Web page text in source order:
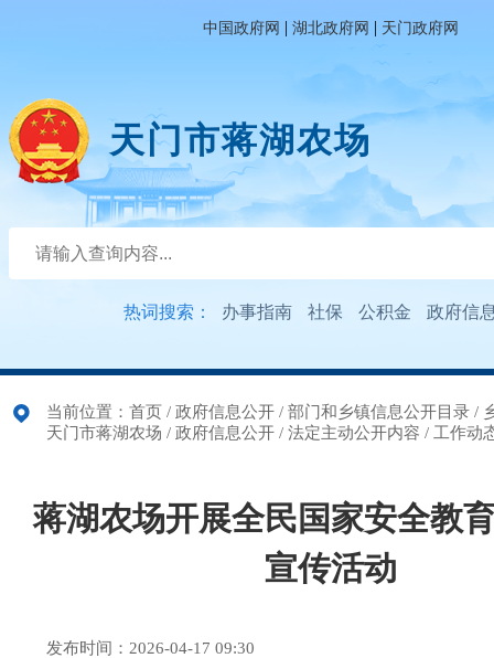
中国政府网 | 湖北政府网 | 天门政府网
天门市蒋湖农场
热词搜索： 办事指南 社保 公积金 政府信
当前位置： 首页 / 政府信息公开 / 部门和乡镇信息公开目录 /
天门市蒋湖农场 / 政府信息公开 / 法定主动公开内容 / 工作动
蒋湖农场开展全民国家安全教
宣传活动
发布时间：2026-04-17 09:30